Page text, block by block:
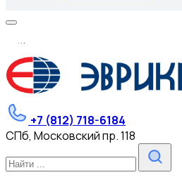
...
+7 (812) 718-6184
СПб, Московский пр. 118